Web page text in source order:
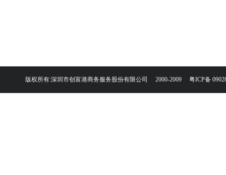
版权所有:深圳市创富港商务服务股份有限公司 2000-2009 粤ICP备